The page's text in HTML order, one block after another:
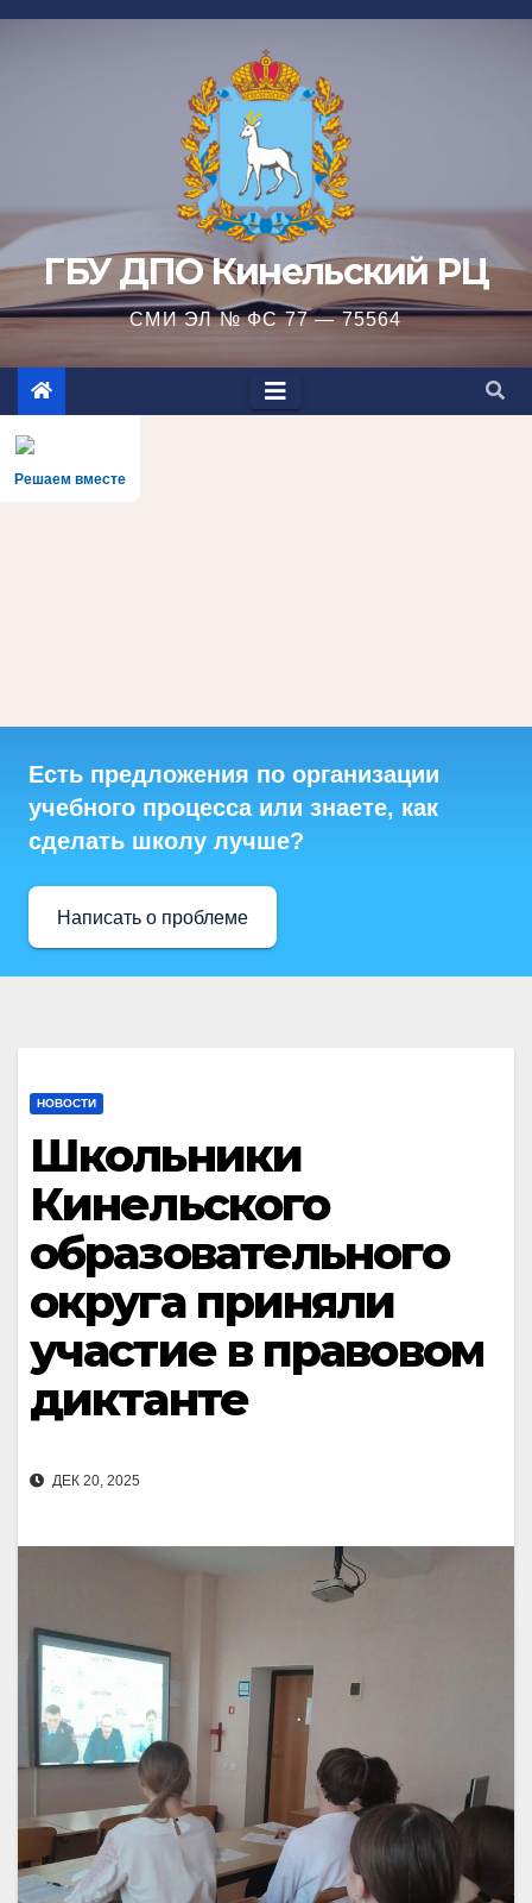
Перейти
ГБУ ДПО Кинельский РЦ
СМИ ЭЛ № ФС 77 — 75564
Решаем вместе
Есть предложения по организации
учебного процесса или знаете, как
сделать школу лучше?
Написать о проблеме
НОВОСТИ
Школьники
Кинельского
образовательного
округа приняли
участие в правовом
диктанте
ДЕК 20, 2025